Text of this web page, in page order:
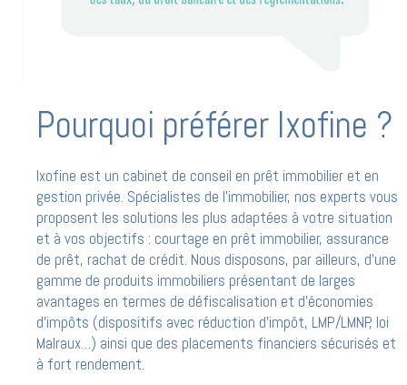
Pourquoi préférer Ixofine ?
Ixofine est un cabinet de conseil en prêt immobilier et en
gestion privée. Spécialistes de l’immobilier, nos experts vous
proposent les solutions les plus adaptées à votre situation
et à vos objectifs : courtage en prêt immobilier, assurance
de prêt, rachat de crédit. Nous disposons, par ailleurs, d’une
gamme de produits immobiliers présentant de larges
avantages en termes de défiscalisation et d’économies
d’impôts (dispositifs avec réduction d’impôt, LMP/LMNP, loi
Malraux…) ainsi que des placements financiers sécurisés et
à fort rendement.